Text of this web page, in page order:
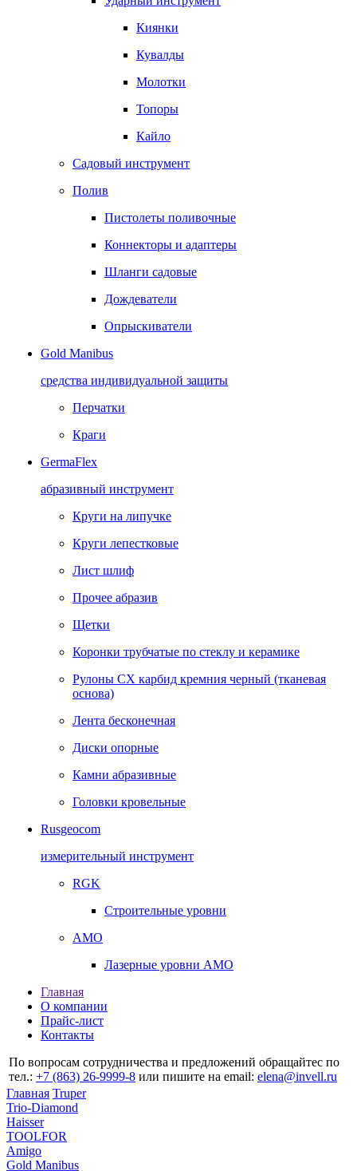
Киянки
Кувалды
Молотки
Топоры
Кайло
Садовый инструмент
Полив
Пистолеты поливочные
Коннекторы и адаптеры
Шланги садовые
Дождеватели
Опрыскиватели
Gold Manibus
средства индивидуальной защиты
Перчатки
Краги
GermaFlex
абразивный инструмент
Круги на липучке
Круги лепестковые
Лист шлиф
Прочее абразив
Щетки
Коронки трубчатые по стеклу и керамике
Рулоны CX карбид кремния черный (тканевая
основа)
Лента бесконечная
Диски опорные
Камни абразивные
Головки кровельные
Rusgeocom
измерительный инструмент
RGK
Строительные уровни
AMO
Лазерные уровни AMO
Главная
О компании
Прайс-лист
Контакты
По вопросам сотрудничества и предложений обращайтес по
тел.: +7 (863) 26‐9999‐8 или пишите на email: elena@invell.ru
Главная Truper
Trio-Diamond
Haisser
TOOLFOR
Amigo
Gold Manibus